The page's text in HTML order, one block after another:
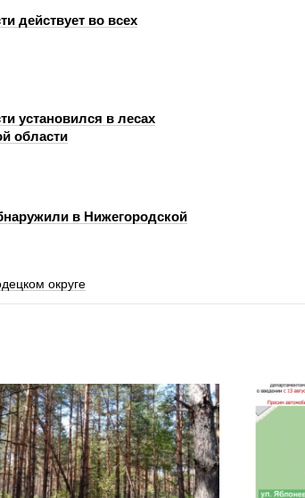
действует во всех
установился в лесах
области
в Нижегородской
округе